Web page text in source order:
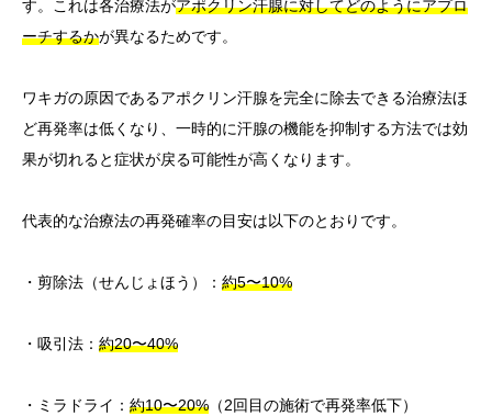
す。これは各治療法がアポクリン汗腺に対してどのようにアプロ
ーチするかが異なるためです。
ワキガの原因であるアポクリン汗腺を完全に除去できる治療法ほ
ど再発率は低くなり、一時的に汗腺の機能を抑制する方法では効
果が切れると症状が戻る可能性が高くなります。
代表的な治療法の再発確率の目安は以下のとおりです。
・剪除法（せんじょほう）： 約5〜10%
・吸引法： 約20〜40%
・ミラドライ： 約10〜20% （2回目の施術で再発率低下）